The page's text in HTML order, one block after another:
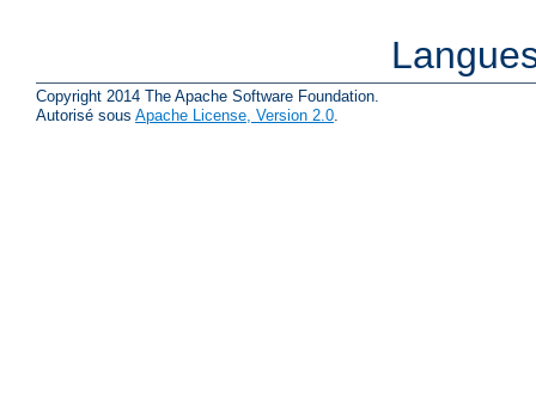
Copyright 2014 The Apache Software Foundation.
Autorisé sous Apache License, Version 2.0